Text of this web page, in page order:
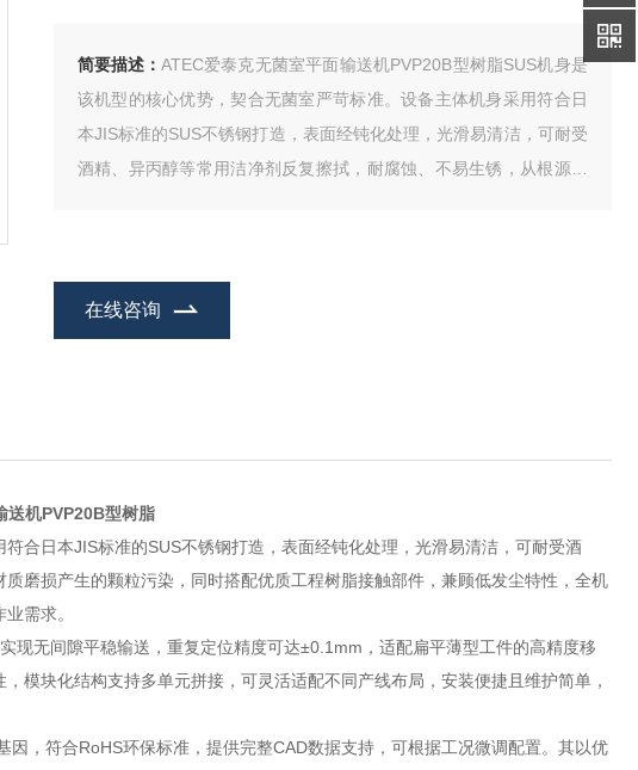
简要描述： ATEC爱泰克无菌室平面输送机PVP20B型树脂SUS机身是
该机型的核心优势，契合无菌室严苛标准。设备主体机身采用符合日
本JIS标准的SUS不锈钢打造，表面经钝化处理，光滑易清洁，可耐受
酒精、异丙醇等常用洁净剂反复擦拭，耐腐蚀、不易生锈，从根源上
在线咨询
送机PVP20B型树脂
合日本JIS标准的SUS不锈钢打造，表面经钝化处理，光滑易清洁，可耐受酒
磨损产生的颗粒污染，同时搭配优质工程树脂接触部件，兼顾低发尘特性，全机
需求。
现无间隙平稳输送，重复定位精度可达±0.1mm，适配扁平薄型工件的高精度移
模块化结构支持多单元拼接，可灵活适配不同产线布局，安装便捷且维护简单，
，符合RoHS环保标准，提供完整CAD数据支持，可根据工况微调配置。其以优